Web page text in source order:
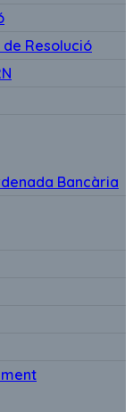
de Resolució
Bancària